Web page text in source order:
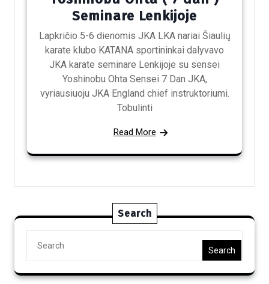
Seminare Lenkijoje
Lapkričio 5-6 dienomis JKA LKA nariai Šiaulių
karate klubo KATANA sportininkai dalyvavo
JKA karate seminare Lenkijoje su sensei
Yoshinobu Ohta Sensei 7 Dan JKA,
vyriausiuoju JKA England chief instruktoriumi.
Tobulinti
Read More
Search
Search